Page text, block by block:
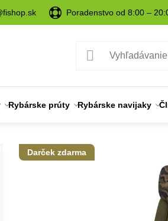
Poradenstvo od 8:00 –
Rybárske prúty Rybárske navijaky
Darček zdarma